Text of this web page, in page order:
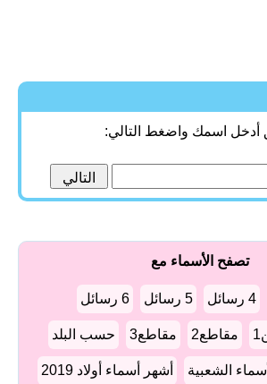
أدخل اسمك واضغط التالي:
تصفح الأسماء مع
4 رسائل 5 رسائل 6 رسائل
مقاطع2 مقاطع3 حسب البلد
الشعبية أشهر أسماء أولاد 2019